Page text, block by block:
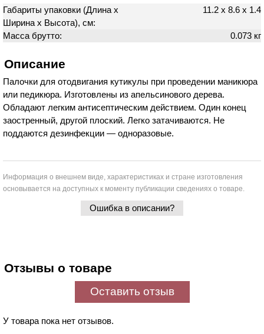
Габариты упаковки (Длина х
Ширина х Высота), см:
11.2 х 8.6 х 1.4
Масса брутто: 0.073 кг
Описание
Палочки для отодвигания кутикулы при проведении маникюра
или педикюра. Изготовлены из апельсинового дерева.
Обладают легким антисептическим действием. Один конец
заостренный, другой плоский. Легко затачиваются. Не
поддаются дезинфекции — одноразовые.
Информация о внешнем виде, характеристиках и стране изготовления
основывается на доступных к моменту публикации сведениях о товаре.
Ошибка в описании?
Отзывы о товаре
Оставить отзыв
У товара пока нет отзывов.